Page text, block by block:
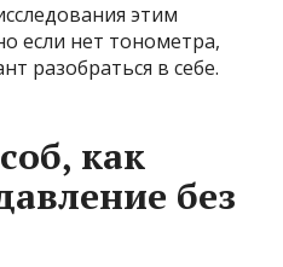
этим
если нет тонометра,
разобраться в себе.
как
без